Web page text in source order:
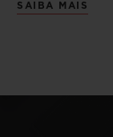
SAIBA MAIS